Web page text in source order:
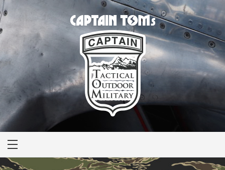
CAPTAIN TOM'S
キャプテントム